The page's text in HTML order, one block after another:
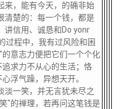
来，能有今天，的确非始
清楚的：每一个钱，都是
讲信用、诚恳和Do yonr
过程中，我有过风险和困
意志力便把它们一个个化
求力不从心的生活；恪
浮气躁，异想天开。
淡一笑，并无言犹未尽之
"的禅理，若再问这笔钱是